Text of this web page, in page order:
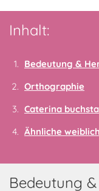
Inhalt:
Bedeutung &
Orthographie
Caterina
Ähnliche
Bedeutung